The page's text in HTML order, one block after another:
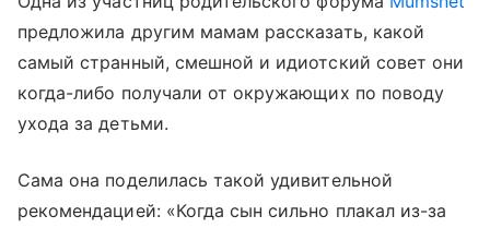
предложила другим мамам рассказать, какой
самый странный, смешной и идиотский совет они
когда-либо получали от окружающих по поводу
ухода за детьми.
Сама она поделилась такой удивительной
рекомендацией: «Когда сын сильно плакал из-за